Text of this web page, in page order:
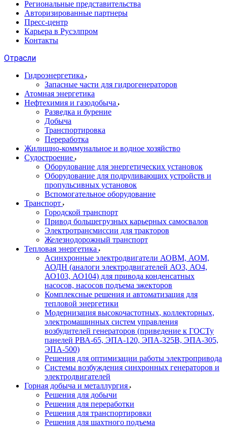
Региональные представительства
Авторизированные партнеры
Пресс-центр
Карьера в Русэлпром
Контакты
Отрасли
Гидроэнергетика
Запасные части для гидрогенераторов
Атомная энергетика
Нефтехимия и газодобыча
Разведка и бурение
Добыча
Транспортировка
Переработка
Жилищно-коммунальное и водное хозяйство
Судостроение
Оборудование для энергетических установок
Оборудование для подруливающих устройств и
пропульсивных установок
Вспомогательное оборудование
Транспорт
Городской транспорт
Привод большегрузных карьерных самосвалов
Электротрансмиссии для тракторов
Железнодорожный транспорт
Тепловая энергетика
Асинхронные электродвигатели АОВМ, АОМ,
АОДН (аналоги электродвигателей АО3, АО4,
АО103, АО104) для привода конденсатных
насосов, насосов подъема эжекторов
Комплексные решения и автоматизация для
тепловой энергетики
Модернизация высокочастотных, коллекторных,
электромашинных систем управления
возбудителей генераторов (приведение к ГОСТу
панелей РВА-65, ЭПА-120, ЭПА-325В, ЭПА-305,
ЭПА-500)
Решения для оптимизации работы электропривода
Системы возбуждения синхронных генераторов и
электродвигателей
Горная добыча и металлургия
Решения для добычи
Решения для переработки
Решения для транспортировки
Решения для шахтного подъема